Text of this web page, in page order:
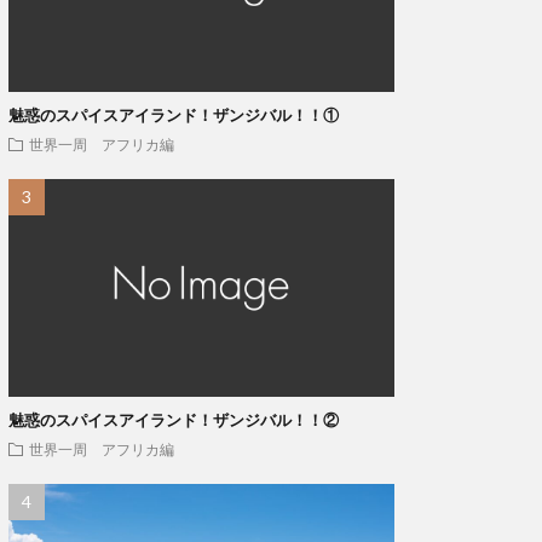
魅惑のスパイスアイランド！ザンジバル！！①
世界一周 アフリカ編
魅惑のスパイスアイランド！ザンジバル！！②
世界一周 アフリカ編